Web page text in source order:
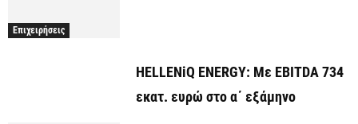
Επιχειρήσεις
HELLENiQ ENERGY: Με EBITDA 734
εκατ. ευρώ στο α΄ εξάμηνο